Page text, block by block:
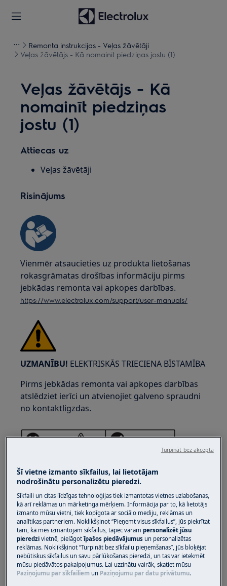
Remonta instrukcijas - Veļas žāvētāji
Veļas žāvētājs - Kā nomainīt piedziņas jostu (1)
Veļas žāvētājs - Kā
nomainīt piedziņas
jostu (1)
Attiecas uz
Veļas žāvētāji
Risinājums
Vienmēr atsaucieties uz produkta lietošanas
rokasgrāmatas drošības informāciju pirms
jebkādas remonta vai apkopes darbības.
https://www.electrolux.com/support/user-manuals/
UZMANĪBU! ELEKTRISKĀS TRIECIENA BĪSTAMĪBA
Pirms jebkādas remonta vai apkopes darbības
atslēdziet ierīci un atvienojiet galveno spraudni
no kontaktligzdas.
UZMANĪBU!TRAUMU RISKS
Šī vietne izmanto sīkfailus, lai lietotājam
nodrošinātu personalizētu pieredzi.
Sīkfaili un citas līdzīgas tehnoloģijas tiek izmantotas vietnes uzlabošanas,
kā arī reklāmas un mārketinga mērķiem. Informācija par to, kā lietotājs
izmanto mūsu vietni, tiek kopīgota ar sociālo mediju, reklāmas un
analītikas partneriem. Noklikšķinot “Pieņemt visus sīkfailus”, jūs piekrītat
tam, kā mēs izmantojam sīkfailus, tāpēc varampersonalizēt jūsu
pieredzivietnē, pielāgotīpašos piedāvājumus un personalizētas
reklāmas. Noklikšķinot “Turpināt bez sīkfailu pieņemšanas”, jūs bloķējat
nebūtiskus sīkfailus un savu pārlūkošanas pieredzi, un tas var ietekmēt
mūsu piedāvātos pakalpojumus. Lai uzzinātu vairāk, skatiet mūsu
Paziņojumu par sīkfailiem un Paziņojumu par datu privātumu.
Turpināt bez akcepta